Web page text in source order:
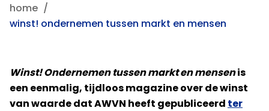
home
winst! ondernemen tussen markt en mensen
Winst! Ondernemen tussen markt en mensenis
een eenmalig, tijdloos magazine over de winst
van waarde dat AWVN heeft gepubliceerd ter